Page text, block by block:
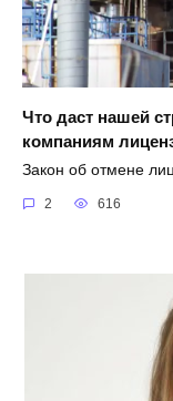
Что даст нашей
компаниям
Закон об отмене
2 616